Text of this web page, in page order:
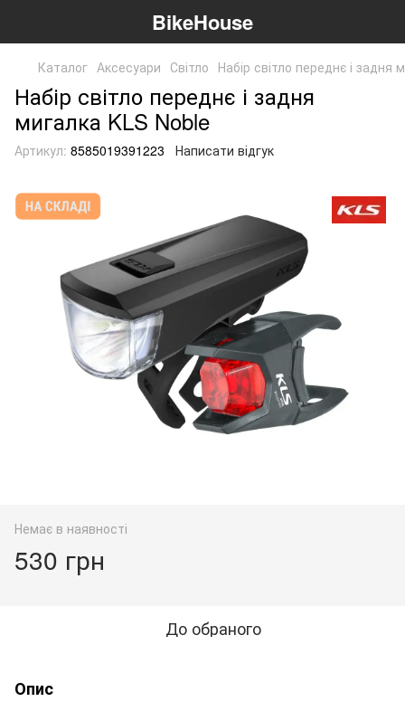
BikeHouse
Каталог Аксесуари Світло Набір світло переднє і задня
Набір світло переднє і задня
мигалка KLS Noble
Артикул: 8585019391223 Написати відгук
Немає в наявності
530 грн
До обраного
Опис